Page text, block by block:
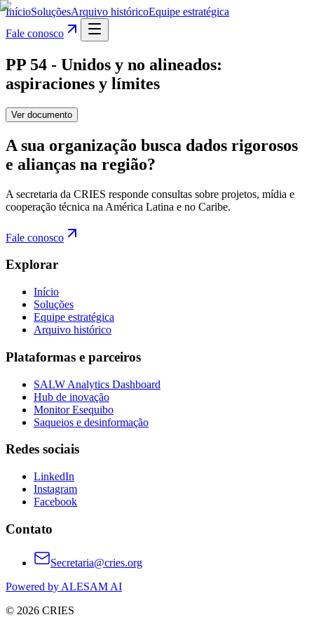
InícioSoluçõesArquivo históricoEquipe estratégica
Fale conosco
PP 54 - Unidos y no alineados:
aspiraciones y límites
Ver documento
A sua organização busca dados rigorosos
e alianças na região?
A secretaria da CRIES responde consultas sobre projetos, mídia e
cooperação técnica na América Latina e no Caribe.
Fale conosco
Explorar
Início
Soluções
Equipe estratégica
Arquivo histórico
Plataformas e parceiros
SALW Analytics Dashboard
Hub de inovação
Monitor Esequibo
Saqueios e desinformação
Redes sociais
LinkedIn
Instagram
Facebook
Contato
Secretaria@cries.org
Powered by ALESAM AI
© 2026 CRIES